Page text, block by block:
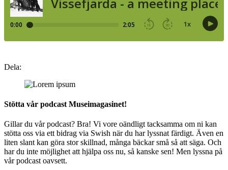
Dela:
facebook
twitter
linkedin
pinterest
Stötta vår podcast Museimagasinet!
Gillar du vår podcast? Bra! Vi vore oändligt tacksamma om ni kan
stötta oss via ett bidrag via Swish när du har lyssnat färdigt. Även en
liten slant kan göra stor skillnad, många bäckar små så att säga. Och
har du inte möjlighet att hjälpa oss nu, så kanske sen! Men lyssna på
vår podcast oavsett.